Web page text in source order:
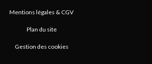
Mentions légales & CGV
Plan du site
Gestion des cookies